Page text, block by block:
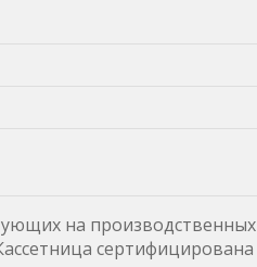
на производственных
сертифицирована